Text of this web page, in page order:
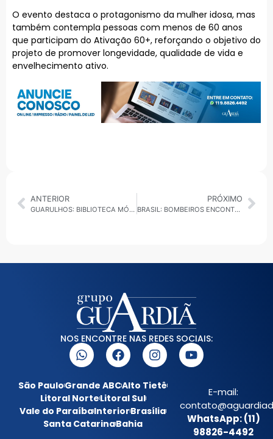
O evento destaca o protagonismo da mulher idosa, mas
também contempla pessoas com menos de 60 anos
que participam do Ativação 60+, reforçando o objetivo do
projeto de promover longevidade, qualidade de vida e
envelhecimento ativo.
ANTERIOR
GUARULHOS: BIBLIOTECA MÓVEL LEVA LIVROS GRATUITOS AO TERMINAL PIMENTAS EM MARÇO
PRÓXIMO
BRASIL: BOMBEIROS ENCONTRAM CORPO DE MENINO E ENCERRAM BUSCAS EM JUIZ DE FORA
NOS ENCONTRE NAS REDES SOCIAIS:
São PauloGrande ABCAlto Tietê
Litoral NorteLitoral Sul
Vale do ParaíbaInteriorBrasília
Santa CatarinaBahia
E-mail:
WhatsApp: (11)
98826-4492